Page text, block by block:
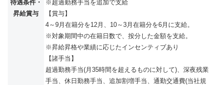
待遇条件・
昇給賞与
※超過勤務手当を追加で支給
【賞与】
4～9月在籍分を12月、10～3月在籍分を6月に支給。
※対象期間中の在籍日数で、按分した金額を支給。
※昇給昇格や業績に応じたインセンティブあり
【諸手当】
超過勤務手当(月35時間を超えるものに対して)、深夜残業
手当、休日勤務手当、追加割増手当、通勤交通費(当社規